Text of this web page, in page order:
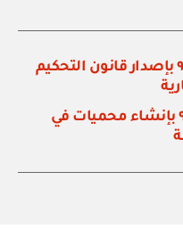
مرسوم سلطاني رقم ٤٧ / ٩٧ بإصدار قانون التحكيم
مرسوم سلطاني رقم ٤٩ / ٩٧ بإنشاء محميات في